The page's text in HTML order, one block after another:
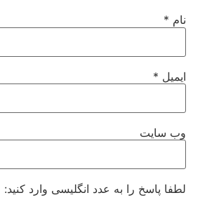
نام *
ایمیل *
وب‌ سایت
لطفا پاسخ را به عدد انگلیسی وارد کنید: